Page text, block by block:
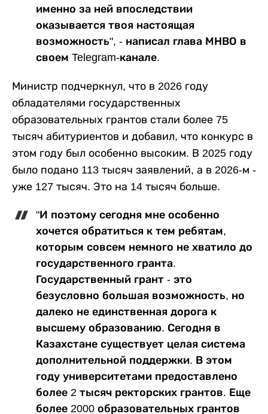
именно за ней впоследствии
оказывается твоя настоящая
возможность", - написал глава МНВО в
своем Telegram-канале.
Министр подчеркнул, что в 2026 году
обладателями государственных
образовательных грантов стали более 75
тысяч абитуриентов и добавил, что конкурс в
этом году был особенно высоким. В 2025 году
было подано 113 тысяч заявлений, а в 2026-м -
уже 127 тысяч. Это на 14 тысяч больше.
"И поэтому сегодня мне особенно
хочется обратиться к тем ребятам,
которым совсем немного не хватило до
государственного гранта.
Государственный грант - это
безусловно большая возможность, но
далеко не единственная дорога к
высшему образованию. Сегодня в
Казахстане существует целая система
дополнительной поддержки. В этом
году университетами предоставлено
более 2 тысяч ректорских грантов. Еще
более 2000 образовательных грантов